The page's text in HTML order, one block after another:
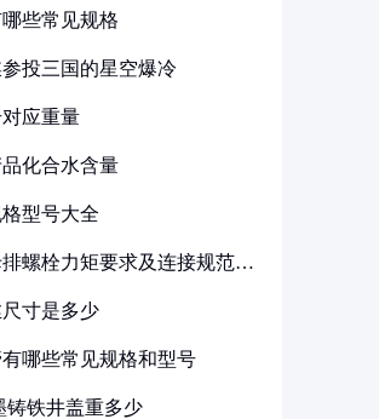
些常见规格
投三国的星空爆冷
应重量
化合水含量
型号大全
螺栓力矩要求及连接规范详
寸是多少
哪些常见规格和型号
铸铁井盖重多少